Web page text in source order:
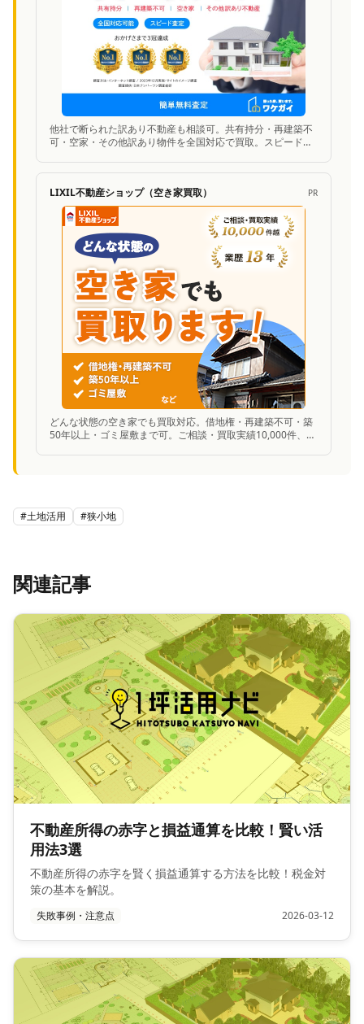
他社で断られた訳あり不動産も相談可。共有持分・再建築不
可・空家・その他訳あり物件を全国対応で買取。スピード査
LIXIL不動産ショップ（空き家買取） PR
どんな状態の空き家でも買取対応。借地権・再建築不可・築
50年以上・ゴミ屋敷まで可。ご相談・買取実績10,000件、業
#土地活用 #狭小地
関連記事
不動産所得の赤字と損益通算を比較！賢い活
用法3選
不動産所得の赤字を賢く損益通算する方法を比較！税金対
策の基本を解説。
失敗事例・注意点 2026-03-12